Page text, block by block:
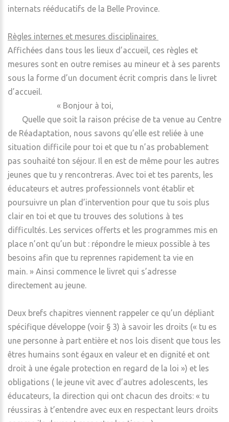
internats rééducatifs de la Belle Province.
Règles internes et mesures disciplinaires
Affichées dans tous les lieux d’accueil, ces règles et
mesures sont en outre remises au mineur et à ses parents
sous la forme d’un document écrit compris dans le livret
d’accueil.
« Bonjour à toi,
Quelle que soit la raison précise de ta venue au Centre
de Réadaptation, nous savons qu’elle est reliée à une
situation difficile pour toi et que tu n’as probablement
pas souhaité ton séjour. Il en est de même pour les autres
jeunes que tu y rencontreras. Avec toi et tes parents, les
éducateurs et autres professionnels vont établir et
poursuivre un plan d’intervention pour que tu sois plus
clair en toi et que tu trouves des solutions à tes
difficultés. Les services offerts et les programmes mis en
place n’ont qu’un but : répondre le mieux possible à tes
besoins afin que tu reprennes rapidement ta vie en
main. » Ainsi commence le livret qui s’adresse
directement au jeune.
Deux brefs chapitres viennent rappeler ce qu’un dépliant
spécifique développe (voir § 3) à savoir les droits (« tu es
une personne à part entière et nos lois disent que tous les
êtres humains sont égaux en valeur et en dignité et ont
droit à une égale protection en regard de la loi ») et les
obligations ( le jeune vit avec d’autres adolescents, les
éducateurs, la direction qui ont chacun des droits: « tu
réussiras à t’entendre avec eux en respectant leurs droits